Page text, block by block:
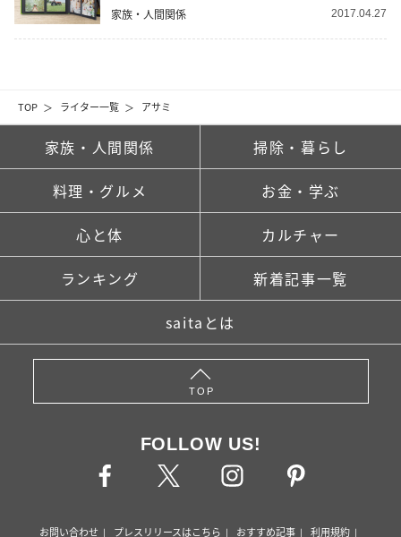
TOP ライター一覧 アサミ
家族・人間関係 2017.04.27
家族・人間関係 掃除・暮らし
料理・グルメ お金・学ぶ
心と体 カルチャー
ランキング 新着記事一覧
saitaとは
TOP
FOLLOW US!
お問い合わせ プレスリリースはこちら おすすめ記事 利用規約